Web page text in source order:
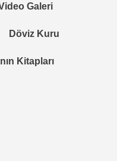
Galeri
Döviz Kuru
Kitapları